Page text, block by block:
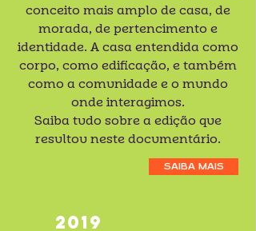
conceito mais amplo de casa, de
morada, de pertencimento e
identidade. A casa entendida como
corpo, como edificação, e também
como a comunidade e o mundo
onde interagimos.
Saiba tudo sobre a edição que
resultou neste documentário.
SAIBA MAIS
2019